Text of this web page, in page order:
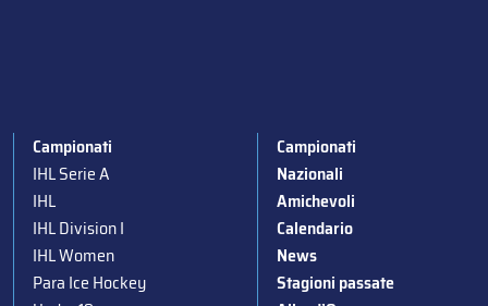
Campionati
IHL Serie A
IHL
IHL Division I
IHL Women
Para Ice Hockey
Campionati
Nazionali
Amichevoli
Calendario
News
Stagioni passate